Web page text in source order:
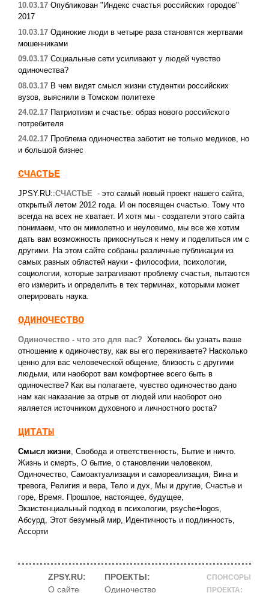
10.03.17 Опубликован "Индекс счастья российских городов"
2017
10.03.17 Одинокие люди в четыре раза становятся жертвами
мошенниками
09.03.17 Социальные сети усиливают у людей чувство
одиночества?
08.03.17 В чем видят смысл жизни студентки российских
вузов, выяснили в Томском политехе
24.02.17 Патриотизм и счастье: образ нового российского
потребителя
24.02.17 Проблема одиночества заботит не только медиков, но
и большой бизнес
СЧАСТЬЕ
JPSY.RU::СЧАСТЬЕ - это самый новый проект нашего сайта,
открытый летом 2012 года. И он посвящен счастью. Тому что
всегда на всех не хватает. И хотя мы - создатели этого сайта
понимаем, что он мимолетно и неуловимо, мы все же хотим
дать вам возможность прикоснуться к нему и поделиться им с
другими. На этом сайте собраны различные публикации из
самых разных областей науки - философии, психологии,
социологии, которые затрагивают проблему счастья, пытаются
его измерить и определить в тех терминах, которыми может
оперировать наука.
ОДИНОЧЕСТВО
Одиночество - что это для вас? Хотелось бы узнать ваше
отношение к одиночеству, как вы его переживаете? Насколько
ценно для вас человеческой общение, близость c другими
людьми, или наоборот вам комфортнее всего быть в
одиночестве? Как вы полагаете, чувство одиночество дано
нам как наказание за отрыв от людей или наоборот оно
является источником духовного и личностного роста?
ЦИТАТЫ
Смысл жизни, Свобода и ответственность, Бытие и ничто.
Жизнь и смерть, О бытие, о становлении человеком,
Одиночество, Самоактуализация и самореализация, Вина и
тревога, Религия и вера, Тело и дух, Мы и другие, Счастье и
горе, Время. Прошлое, настоящее, будущее,
Экзистенциальный подход в психологии, psyche+logos,
Абсурд, Этот безумный мир, Идентичность и подлинность,
Ассорти
ZPSY.RU:
О сайте
ПРОЕКТЫ:
Одиночество
СПОНСОРЫ
ПРОЕКТА: